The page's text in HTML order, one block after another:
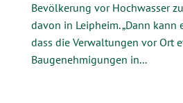
Bevölkerung vor Hochwasser
davon in Leipheim. „Dann kann
dass die Verwaltungen vor Ort
Baugenehmigungen in...